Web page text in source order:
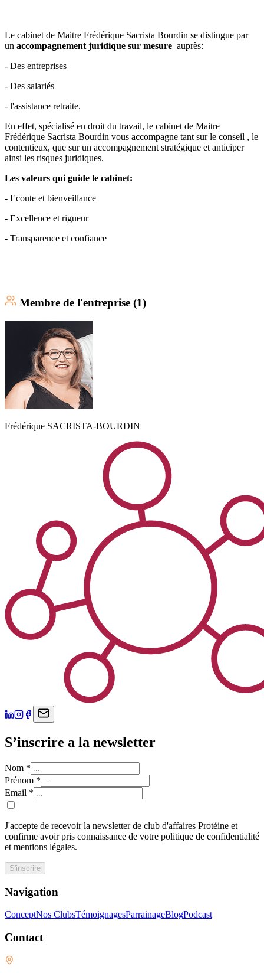
Le cabinet de Maitre Frédérique Sacrista Bourdin se distingue par
un accompagnement juridique sur mesure auprès:
- Des entreprises
- Des salariés
- l'assistance retraite.
En effet, spécialisé en droit du travail, le cabinet de Maitre
Frédérique Sacrista Bourdin vous accompagne tant sur le conseil , le
contentieux, que sur un accompagnement stratégique et anticiper
ainsi les risques juridiques.
Les valeurs qui guide le cabinet:
- Ecoute et bienveillance
- Excellence et rigueur
- Transparence et confiance
Membre de l'entreprise (1)
Frédérique SACRISTA-BOURDIN
S’inscrire a la newsletter
Nom *
Prénom *
Email *
J'accepte de recevoir la newsletter de club d'affaires Protéine et
confirme avoir pris connaissance de votre politique de confidentialité
et mentions légales.
S'inscrire
Navigation
ConceptNos ClubsTémoignagesParrainageBlogPodcast
Contact